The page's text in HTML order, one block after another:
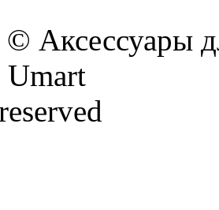
Аксессуары